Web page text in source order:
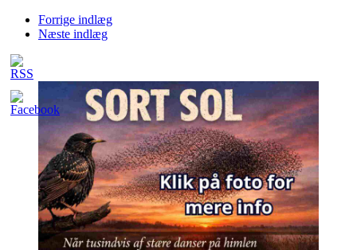
Forrige indlæg
Næste indlæg